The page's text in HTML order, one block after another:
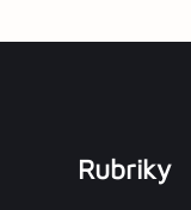
Rubriky